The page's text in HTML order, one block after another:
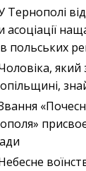
Тернополі
асоціації
польських
який